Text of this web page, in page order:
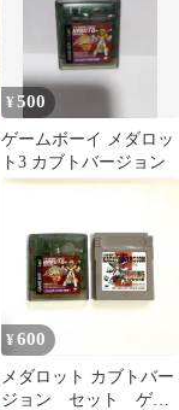
¥500
ゲームボーイ メダロッ
ト3 カブトバージョン
¥600
メダロット カブトバー
ジョン セット ゲー